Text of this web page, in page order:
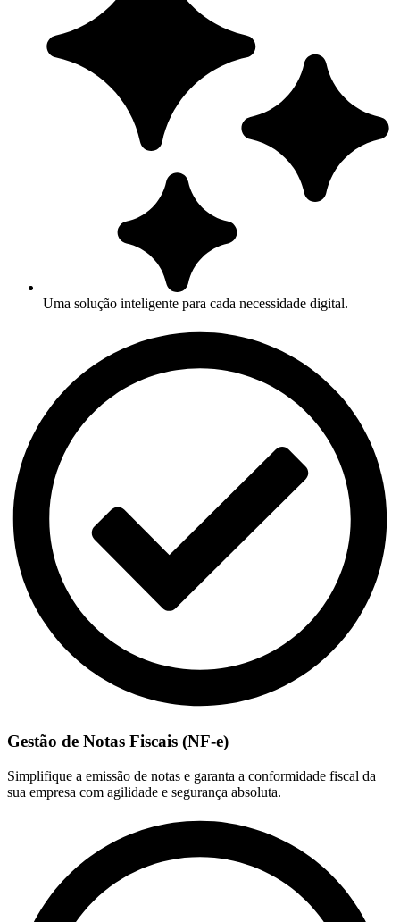
Uma solução inteligente para cada necessidade digital.
Gestão de Notas Fiscais (NF-e)
Simplifique a emissão de notas e garanta a conformidade fiscal da
sua empresa com agilidade e segurança absoluta.